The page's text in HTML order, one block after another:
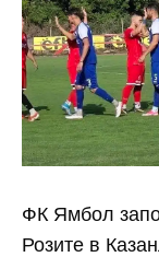
ФК Ямбол
Розите в